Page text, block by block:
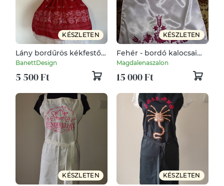
KÉSZLETEN
Lány bordűrös kékfestő
néptáncos folklór
magyaros népviseleti
szoknya
BanettDesign
5 500 Ft
KÉSZLETEN
Fehér - bordó kalocsai
himzett selyem kötény.
Magdalenaszalon
15 000 Ft
KÉSZLETEN KÉSZLETEN